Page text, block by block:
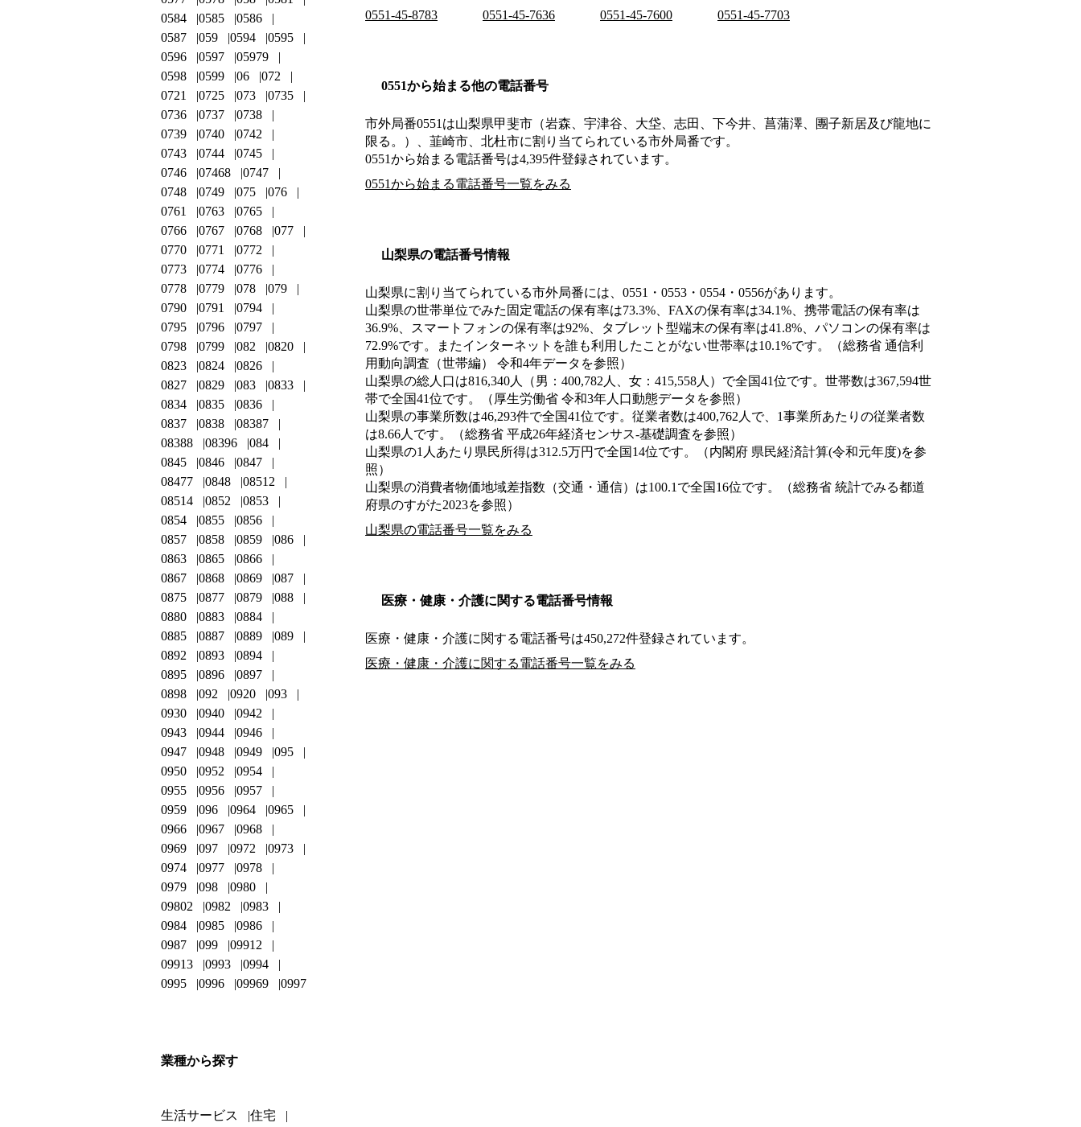
0551-45-8783
0551-45-7636 0551-45-7600 0551-45-7703
0551から始まる他の電話番号
市外局番0551 は山梨県甲斐市（岩森、宇津谷、大垈、志田、下今井、菖蒲澤、團子新居及び龍地に
限る。）、韮崎市、北杜市に割り当てられている市外局番です。
0551から始まる電話番号は4,395件登録されています。
0551から始まる電話番号一覧をみる
山梨県の電話番号情報
山梨県に割り当てられている市外局番には、0551・0553・0554・0556があります。
山梨県の世帯単位でみた固定電話の保有率は73.3%、FAXの保有率は34.1%、携帯電話の保有率は
36.9%、スマートフォンの保有率は92%、タブレット型端末の保有率は41.8%、パソコンの保有率は
72.9%です。またインターネットを誰も利用したことがない世帯率は10.1%です。（総務省 通信利
用動向調査（世帯編） 令和4年データを参照）
山梨県の総人口は816,340人（男：400,782人、女：415,558人）で全国41位です。世帯数は367,594世
帯で全国41位です。（厚生労働省 令和3年人口動態データを参照）
山梨県の事業所数は46,293件で全国41位です。従業者数は400,762人で、1事業所あたりの従業者数
は8.66人です。（総務省 平成26年経済センサス‐基礎調査を参照）
山梨県の1人あたり県民所得は312.5万円で全国14位です。（内閣府 県民経済計算(令和元年度)を参
照）
山梨県の消費者物価地域差指数（交通・通信）は100.1で全国16位です。（総務省 統計でみる都道
府県のすがた2023を参照）
山梨県の電話番号一覧をみる
医療・健康・介護に関する電話番号情報
医療・健康・介護に関する電話番号は450,272件登録されています。
医療・健康・介護に関する電話番号一覧をみる
0584
0585
0586
0587
059 0594
0595
0596
0597
05979
0598
0599 06
072
0721
0725 073
0735
0736
0737
0738
0739
0740
0742
0743
0744
0745
0746
07468
0747
0748
0749 075
076
0761
0763
0765
0766
0767 0768
077
0770
0771
0772
0773
0774
0776
0778
0779 078
079
0790
0791
0794
0795
0796
0797
0798
0799 082
0820
0823
0824
0826
0827
0829 083
0833
0834
0835
0836
0837
0838
08387
08388
08396
084
0845
0846
0847
08477
0848
08512
08514
0852
0853
0854
0855
0856
0857
0858 0859
086
0863
0865
0866
0867
0868 0869
087
0875
0877 0879
088
0880
0883
0884
0885
0887 0889
089
0892
0893
0894
0895
0896
0897
0898
092 0920
093
0930
0940
0942
0943
0944
0946
0947
0948 0949
095
0950
0952
0954
0955
0956
0957
0959
096 0964
0965
0966
0967
0968
0969
097 0972
0973
0974
0977
0978
0979
098
0980
09802
0982
0983
0984
0985
0986
0987
099
09912
09913
0993
0994
0995
0996 09969 0997
業種から探す
生活サービス 住宅